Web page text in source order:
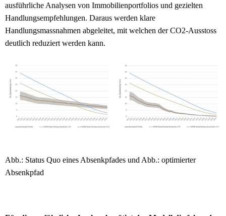
ausführliche Analysen von Immobilienportfolios und gezielten
Handlungsempfehlungen. Daraus werden klare
Handlungsmassnahmen abgeleitet, mit welchen der CO2-Ausstoss
deutlich reduziert werden kann.
Abb.: Status Quo eines Absenkpfades und Abb.: optimierter
Absenkpfad